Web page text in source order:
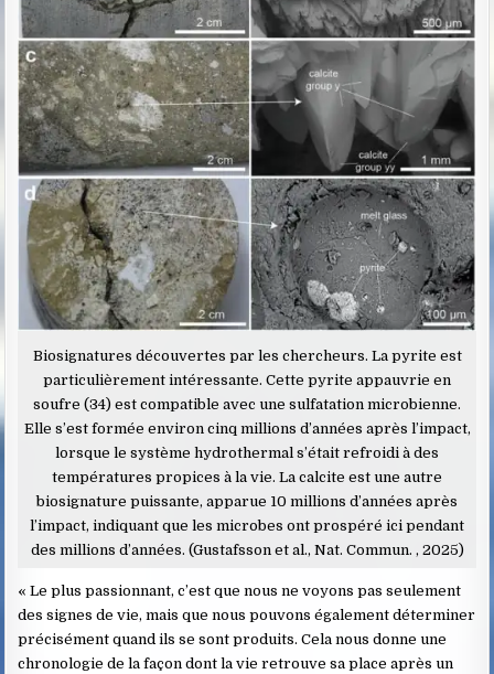
Biosignatures découvertes par les chercheurs. La pyrite est
particulièrement intéressante. Cette pyrite appauvrie en
soufre (34) est compatible avec une sulfatation microbienne.
Elle s’est formée environ cinq millions d’années après l’impact,
lorsque le système hydrothermal s’était refroidi à des
températures propices à la vie. La calcite est une autre
biosignature puissante, apparue 10 millions d’années après
l’impact, indiquant que les microbes ont prospéré ici pendant
des millions d’années. (Gustafsson et al., Nat. Commun. , 2025)
« Le plus passionnant, c’est que nous ne voyons pas seulement
des signes de vie, mais que nous pouvons également déterminer
précisément quand ils se sont produits. Cela nous donne une
chronologie de la façon dont la vie retrouve sa place après un